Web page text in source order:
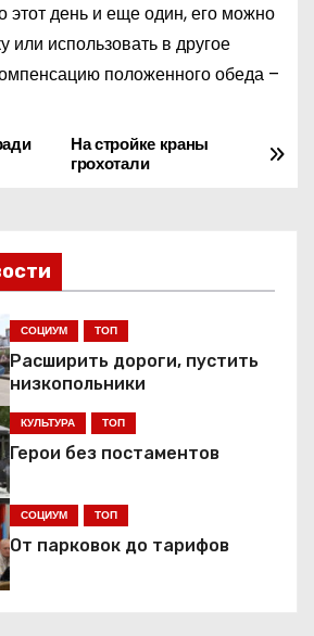
этот день и еще один, его можно
или использовать в другое
положенного обеда –
На стройке краны
грохотали
СОЦИУМ ТОП
Расширить дороги, пустить
низкопольники
КУЛЬТУРА ТОП
Герои без постаментов
СОЦИУМ ТОП
От парковок до тарифов